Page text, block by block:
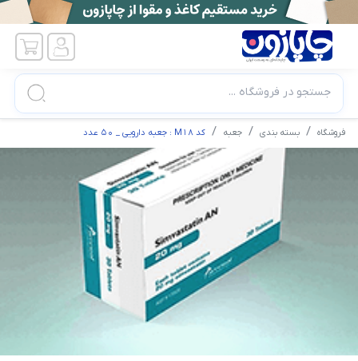
جستجو در فروشگاه ...
فروشگاه بسته بندی جعبه کد M18 : جعبه دارویی _ 50 عدد